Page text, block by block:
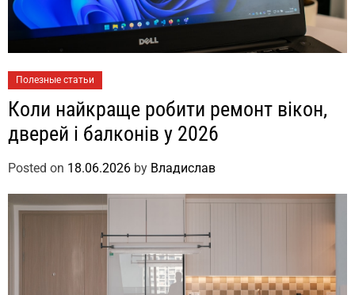
Полезные статьи
Коли найкраще робити ремонт вікон,
дверей і балконів у 2026
Posted on 18.06.2026 by Владислав